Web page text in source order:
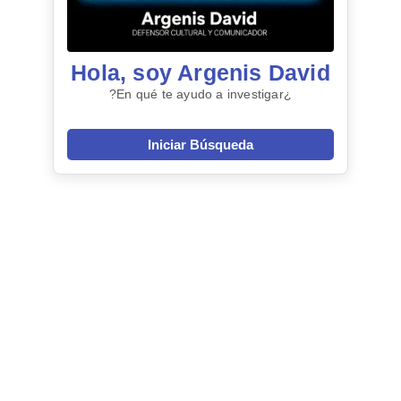
Hola, soy Argenis David
¿En qué te ayudo a investigar?
Iniciar Búsqueda